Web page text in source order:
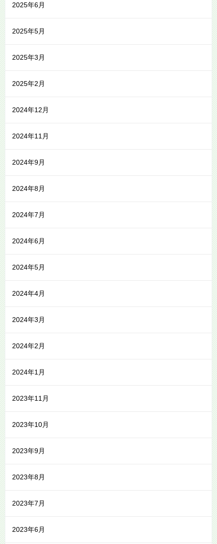
2025年6月
2025年5月
2025年3月
2025年2月
2024年12月
2024年11月
2024年9月
2024年8月
2024年7月
2024年6月
2024年5月
2024年4月
2024年3月
2024年2月
2024年1月
2023年11月
2023年10月
2023年9月
2023年8月
2023年7月
2023年6月